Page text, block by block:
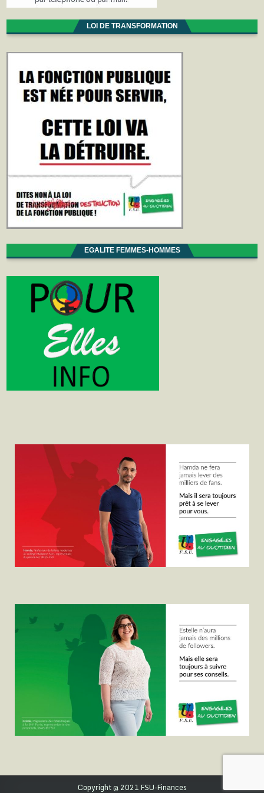
LOI DE TRANSFORMATION
EGALITE FEMMES-HOMMES
Copyright @ 2021 FSU-Finances